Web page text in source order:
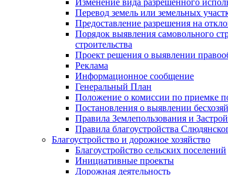
Перевод земель или земельных
Предоставление разрешения на
Порядок выявления самовольного
строительства
Проект решения о выявлении
Реклама
Информационное сообщение
Генеральный План
Положение о комиссии по приемке
Постановления о выявлении
Правила Землепользования и
Правила благоустройства
Благоустройство и дорожное хозяйство
Благоустройство сельских поселений
Инициативные проекты
Дорожная деятельность